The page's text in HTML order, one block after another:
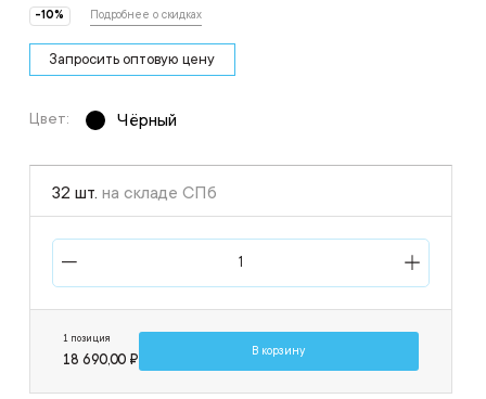
-10% Подробнее о скидках
Запросить оптовую цену
Цвет: Чёрный
32 шт. на складе СПб
1 позиция
18 690,00 ₽
В корзину